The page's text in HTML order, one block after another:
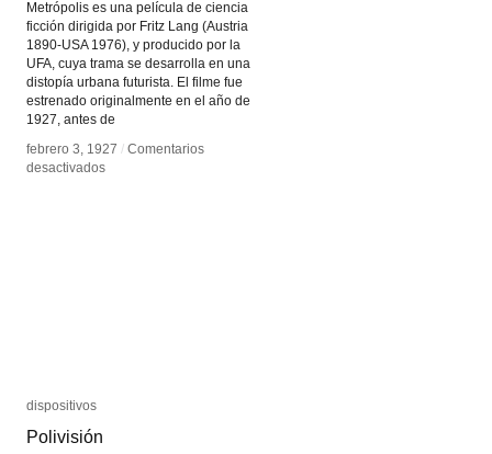
Metrópolis es una película de ciencia
ficción dirigida por Fritz Lang (Austria
1890-USA 1976), y producido por la
UFA, cuya trama se desarrolla en una
distopía urbana futurista. El filme fue
estrenado originalmente en el año de
1927, antes de
febrero 3, 1927 / Comentarios
desactivadosen
febrero 3, 1927 / Comentarios
desactivadosen
dispositivos
Polivisión
dispositivos
Polivisión